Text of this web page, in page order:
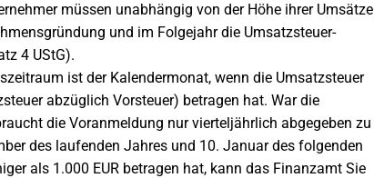
müssen unabhängig von der Höhe ihrer Umsätze
und im Folgejahr die Umsatzsteuer-
4 UStG).
ist der Kalendermonat, wenn die Umsatzsteuer
abzüglich Vorsteuer) betragen hat. War die
die Voranmeldung nur vierteljährlich abgegeben zu
des laufenden Jahres und 10. Januar des folgenden
als 1.000 EUR betragen hat, kann das Finanzamt Sie